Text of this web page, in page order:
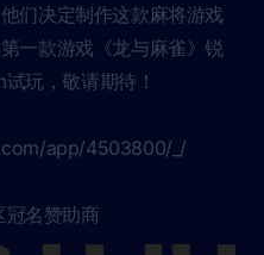
们决定制作这款麻将游戏
一款游戏《龙与麻雀》锐
玩，敬请期待！
app/4503800/_/
名赞助商